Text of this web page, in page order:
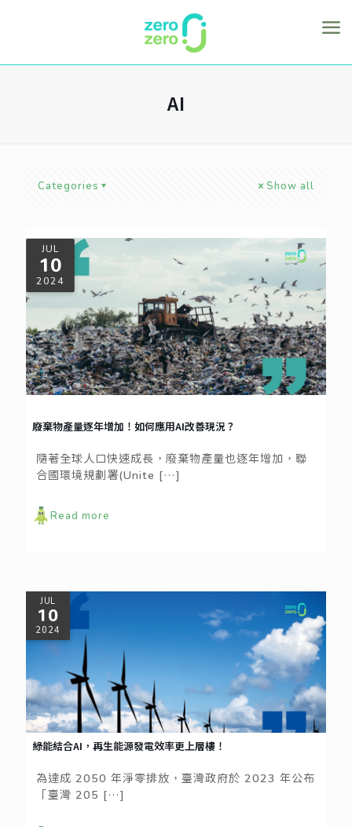
AI
Categories Show all
JUL
10
2024
廢棄物產量逐年增加！如何應用AI改善現況？
隨著全球人口快速成長，廢棄物產量也逐年增加，聯
合國環境規劃署(Unite […]
Read more
JUL
10
2024
綠能結合AI，再生能源發電效率更上層樓！
為達成 2050 年淨零排放，臺灣政府於 2023 年公布
「臺灣 205 […]